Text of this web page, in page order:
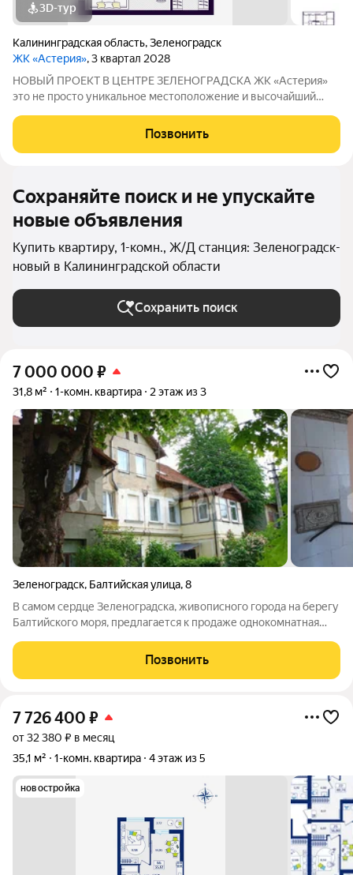
3D-тур
Калининградская область,Зеленоградск
ЖК «Астерия», 3 квартал 2028
НОВЫЙ ПРОЕКТ В ЦЕНТРЕ ЗЕЛЕНОГРАДСКА ЖК «Астерия»
это не просто уникальное местоположение и высочайший
новые безграничные возможности. Комплекс расположен в
самом сердце города, что дает его
Позвонить
Сохраняйте поиск и не упускайте
новые объявления
Купить квартиру, 1-комн., Ж/Д станция: Зеленоградск-
новый в Калининградской области
Сохранить поиск
7 000 000 ₽
31,8 м² 1-комн. квартира 2 этаж из 3
Зеленоградск, Балтийская улица,8
В самом сердце Зеленоградска, живописного города на берегу
Балтийского моря, предлагается к продаже однокомнатная
выбором как для проживания, так и для инвестиционных
целей. Общая площадь 32 м2.
Позвонить
7 726 400 ₽
от 32 380 ₽ в месяц
35,1 м²
1-комн. квартира 4 этаж из 5
новостройка